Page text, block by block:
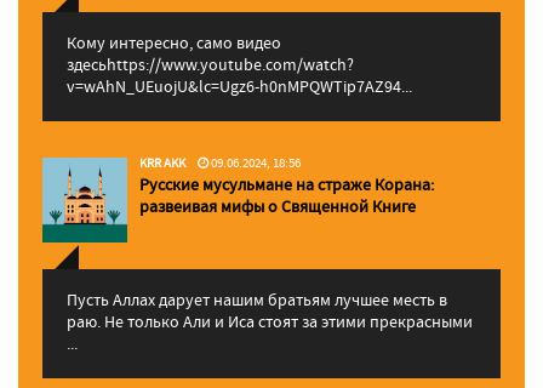
Кому интересно, само видео
здесьhttps://www.youtube.com/watch?
v=wAhN_UEuojU&lc=Ugz6-h0nMPQWTip7AZ94...
KRR AKK 09.06.2024, 18:56
Русские мусульмане на страже Корана:
pазвеивая мифы о Священной Книге
Пусть Аллах дарует нашим братьям лучшее месть в
раю. Не только Али и Иса стоят за этими прекрасными
...